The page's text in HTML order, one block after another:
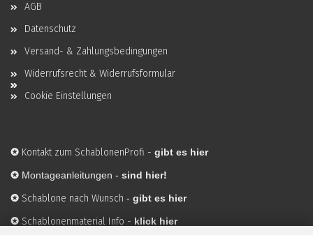
AGB
Datenschutz
Versand- & Zahlungsbedingungen
Widerrufsrecht & Widerrufsformular
Cookie Einstellungen
✪ Kontakt zum SchablonenProfi - gibt es hier
✪ Montageanleitungen - sind hier!
✪ Schablone nach Wunsch - gibt es hier
✪ Schablonenmaterial Info - klick hier